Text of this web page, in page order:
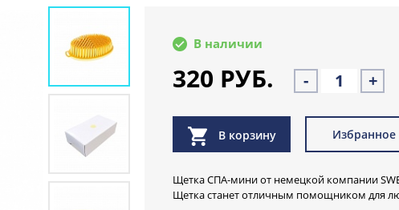
В наличии
320 РУБ. - +
В корзину Избранное
Щетка СПА-мини от немецкой компании
Щетка станет отличным помощником для